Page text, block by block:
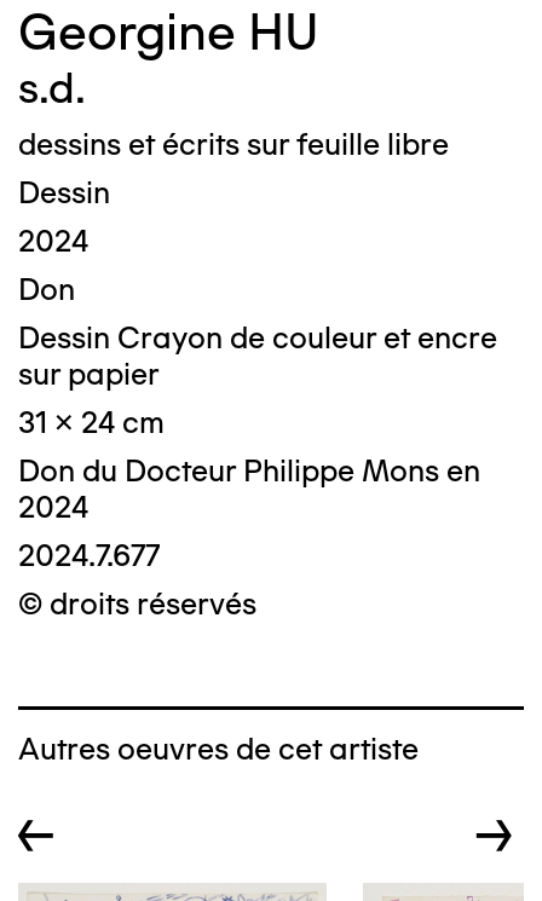
Georgine HU
s.d.
dessins et écrits sur feuille libre
Dessin
2024
Don
Dessin Crayon de couleur et encre
sur papier
31 x 24 cm
Don du Docteur Philippe Mons en
2024
2024.7.677
© droits réservés
Autres oeuvres de cet artiste
← →